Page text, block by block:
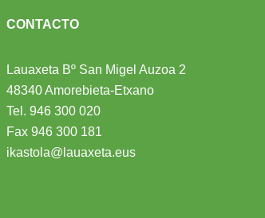
CONTACTO
Lauaxeta Bº San Migel Auzoa 2
48340 Amorebieta-Etxano
Tel.946 300 020
Fax 946 300 181
ikastola@lauaxeta.eus